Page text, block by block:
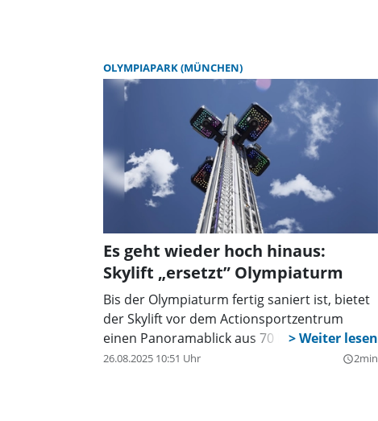
OLYMPIAPARK (MÜNCHEN)
Es geht wieder hoch hinaus:
Skylift „ersetzt” Olympiaturm
Bis der Olympiaturm fertig saniert ist, bietet
der Skylift vor dem Actionsportzentrum
einen Panoramablick aus 70 Metern Höhe.
26.08.2025 10:51 Uhr query_builder2min